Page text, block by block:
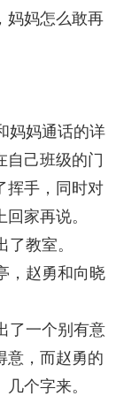
妈妈怎么敢再
妈妈通话的详
自己班级的门
挥手，同时对
家再说。
教室。
，赵勇和向晓
了一个别有意
意，而赵勇的
个字来。